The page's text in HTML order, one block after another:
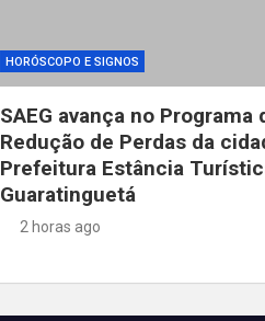
HORÓSCOPO E SIGNOS
SAEG avança no Programa
Redução de Perdas da
Prefeitura Estância
Guaratinguetá
2 horas ago